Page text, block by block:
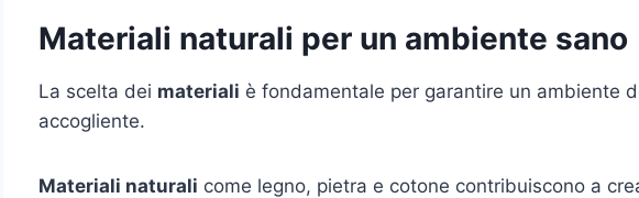
Materiali naturali per un ambiente sano
La scelta dei materiali è fondamentale per garantire un ambiente
accogliente.
Materiali naturali come legno, pietra e cotone contribuiscono a